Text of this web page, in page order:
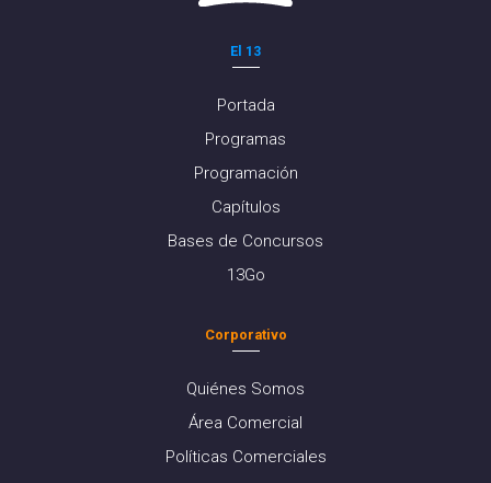
El 13
Portada
Programas
Programación
Capítulos
Bases de Concursos
13Go
Corporativo
Quiénes Somos
Área Comercial
Políticas Comerciales